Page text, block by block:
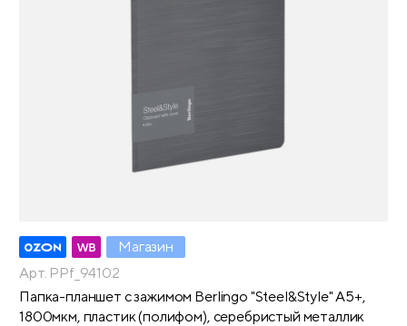
Магазин
Арт. PPf_94102
Папка-планшет с зажимом Berlingo "Steel&Style" А5+,
1800мкм, пластик (полифом), серебристый металлик